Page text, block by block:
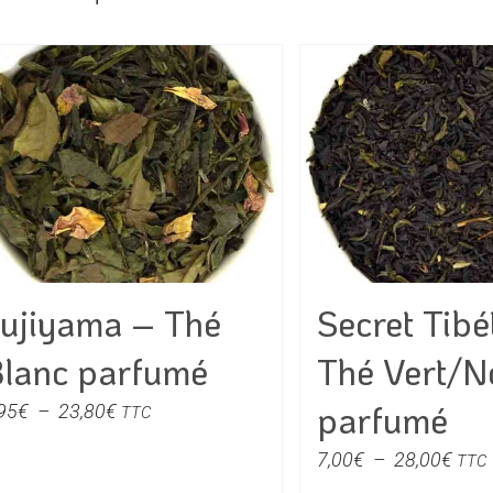
– Thé
parfumé
€ – 23,80€Plage
TTC
Secret
Thé Vert/
parfumé
7,00€ – 28,00€Plage
TTC